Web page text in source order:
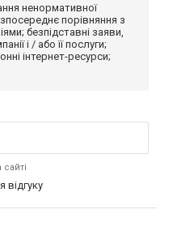
ненормативної
порівняння з
безпідставні заяви,
і / або її послуги;
інтернет-ресурси;
відгуку